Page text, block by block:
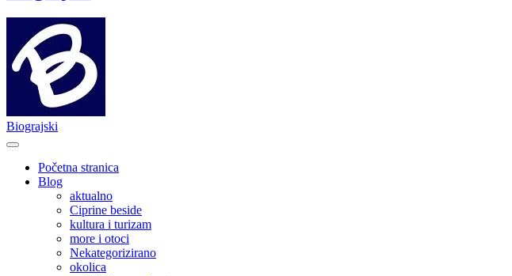
Biograjski
Početna stranica
Blog
aktualno
Ciprine beside
kultura i turizam
more i otoci
Nekategorizirano
okolica